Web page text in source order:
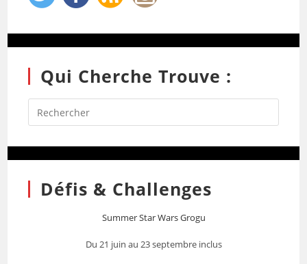
Qui Cherche Trouve :
Défis & Challenges
Summer Star Wars Grogu
Du 21 juin au 23 septembre inclus